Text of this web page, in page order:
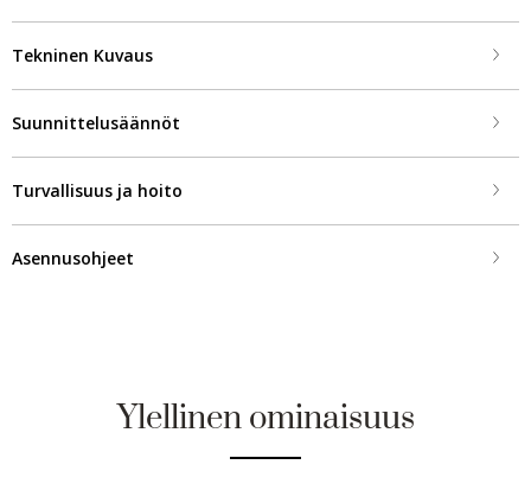
Tekninen Kuvaus
Suunnittelusäännöt
Turvallisuus ja hoito
Asennusohjeet
Ylellinen ominaisuus